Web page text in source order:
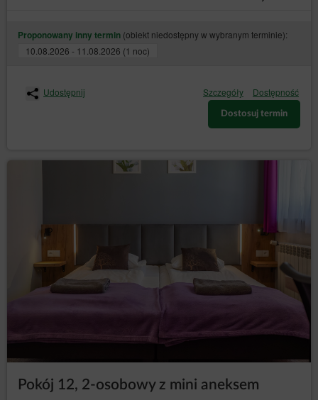
Proponowany inny termin (obiekt niedostępny w wybranym terminie):
10.08.2026 - 11.08.2026 (1 noc)
Udostępnij Szczegóły Dostępność
Dostosuj termin
Pokój 12, 2-osobowy z mini aneksem